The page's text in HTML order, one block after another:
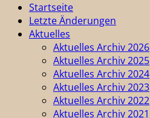
Startseite
Letzte Änderungen
Aktuelles
Aktuelles Archiv 2026
Aktuelles Archiv 2025
Aktuelles Archiv 2024
Aktuelles Archiv 2023
Aktuelles Archiv 2022
Aktuelles Archiv 2021